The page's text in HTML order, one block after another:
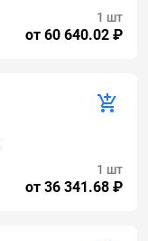
от 60 640.02 ₽
1 шт
от 36 341.68 ₽
1 шт